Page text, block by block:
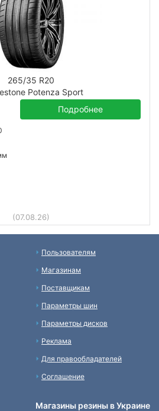
265/35 R20
Potenza Sport
Подробнее
(07.08.26)
Пользователям
Магазинам
Поставщикам
Параметры шин
Параметры дисков
Реклама
Для правообладателей
Соглашение
Магазины резины в Украине